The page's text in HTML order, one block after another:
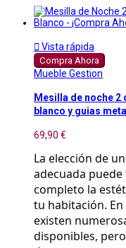
 Vista rápida
Compra Ahora
Mueble Gestion
Mesilla de noche
blanco y guias
69,90 €
La elección de
adecuada
completo la
tu habitación.
existen
disponibles,